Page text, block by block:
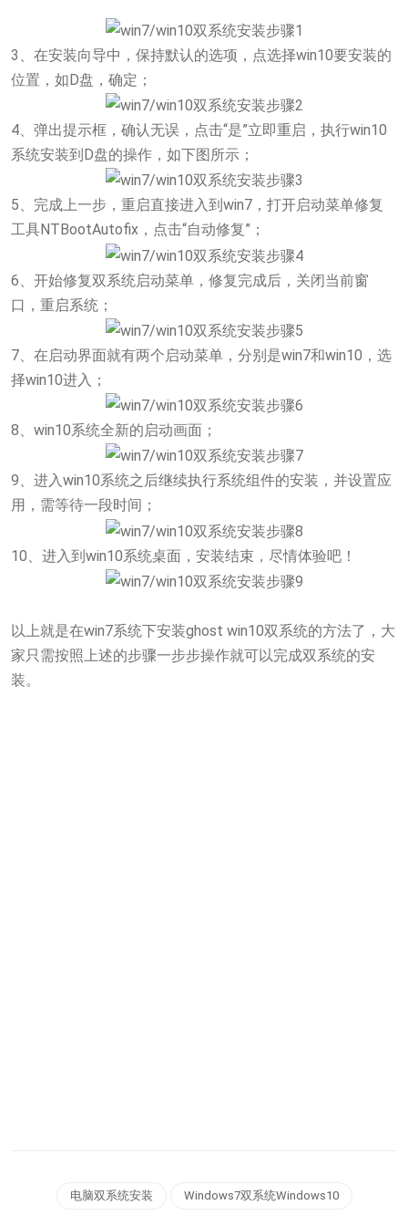
3、在安装向导中，保持默认的选项，点选择win10要安装的
位置，如D盘，确定；
4、弹出提示框，确认无误，点击“是”立即重启，执行win10
系统安装到D盘的操作，如下图所示；
5、完成上一步，重启直接进入到win7，打开启动菜单修复
工具NTBootAutofix，点击“自动修复”；
6、开始修复双系统启动菜单，修复完成后，关闭当前窗
口，重启系统；
7、在启动界面就有两个启动菜单，分别是win7和win10，选
择win10进入；
8、win10系统全新的启动画面；
9、进入win10系统之后继续执行系统组件的安装，并设置应
用，需等待一段时间；
10、进入到win10系统桌面，安装结束，尽情体验吧！
以上就是在win7系统下安装ghost win10双系统的方法了，大
家只需按照上述的步骤一步步操作就可以完成双系统的安
装。
电脑双系统安装 Windows7双系统Windows10